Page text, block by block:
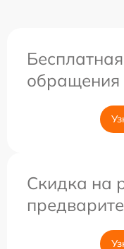
обращения
Скидка на